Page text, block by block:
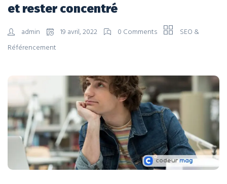
et rester concentré
admin 19 avril, 2022 0 Comments
SEO &
Référencement